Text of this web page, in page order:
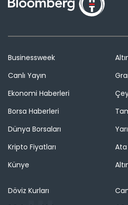
Businessweek
Canlı Yayın
Ekonomi Haberleri
Borsa Haberleri
Dünya Borsaları
Kripto Fiyatları
Künye
Ata
Döviz Kurları